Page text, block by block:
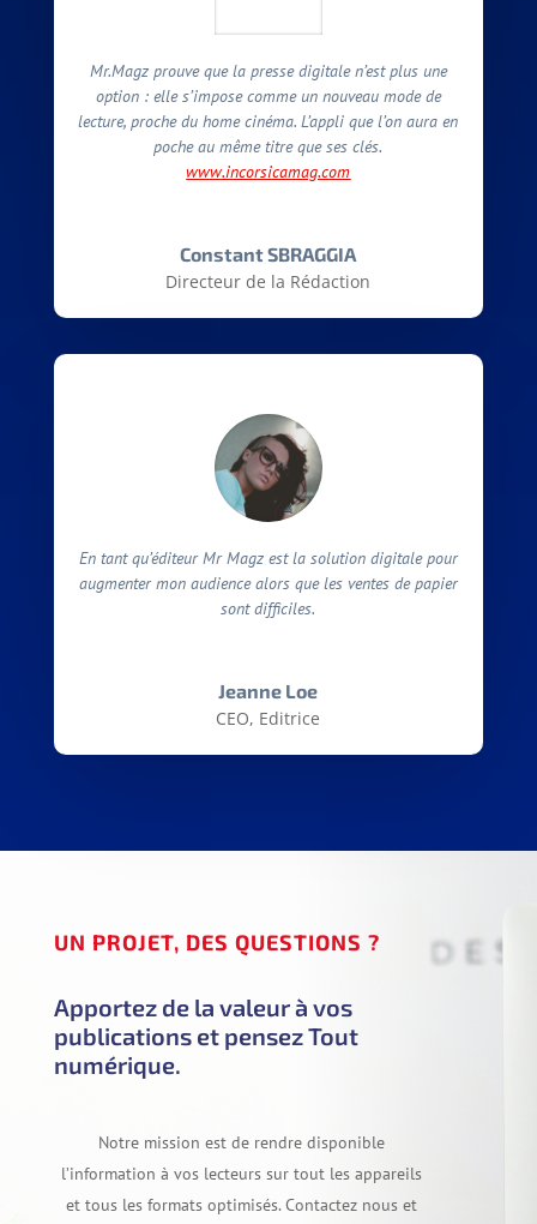
Mr.Magz prouve que la presse digitale n’est plus une
option : elle s’impose comme un nouveau mode de
lecture, proche du home cinéma. L’appli que l’on aura en
poche au même titre que ses clés.
www.incorsicamag.com
Constant SBRAGGIA
Directeur de la Rédaction
En tant qu’éditeur Mr Magz est la solution digitale pour
augmenter mon audience alors que les ventes de papier
sont difficiles.
Jeanne Loe
CEO, Editrice
UN PROJET, DES QUESTIONS ?
Apportez de la valeur à vos
publications et pensez Tout
numérique.
Notre mission est de rendre disponible
l’information à vos lecteurs sur tout les appareils
et tous les formats optimisés. Contactez nous et